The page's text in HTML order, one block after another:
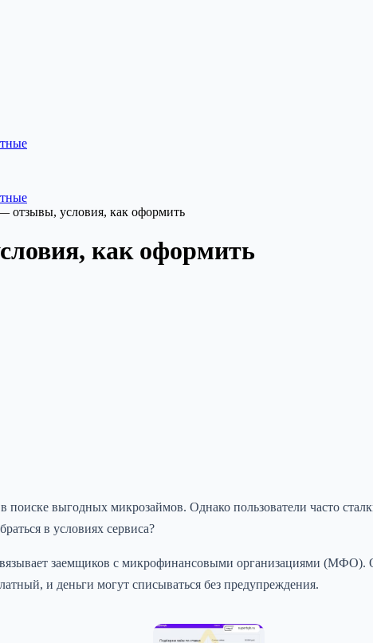
отзывы, условия, как оформить
как оформить
выгодных микрозаймов. Однако пользователи часто
в условиях сервиса?
заемщиков с микрофинансовыми организациями (МФО).
и деньги могут списываться без предупреждения.